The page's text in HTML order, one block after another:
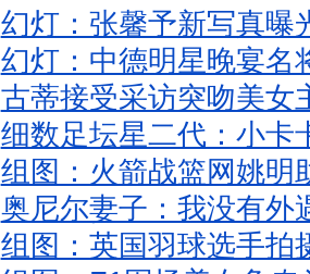
幻灯：张馨予新写真曝
幻灯：中德明星晚宴名
古蒂接受采访突吻美女
细数足坛星二代：小卡
组图：火箭战篮网姚明
奥尼尔妻子：我没有外
组图：英国羽球选手拍